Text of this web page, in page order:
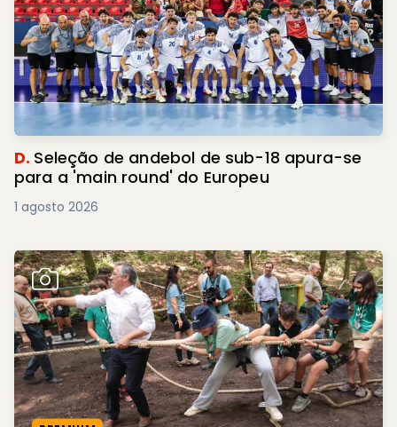
D. Seleção de andebol de sub-18 apura-se
para a 'main round' do Europeu
1 agosto 2026